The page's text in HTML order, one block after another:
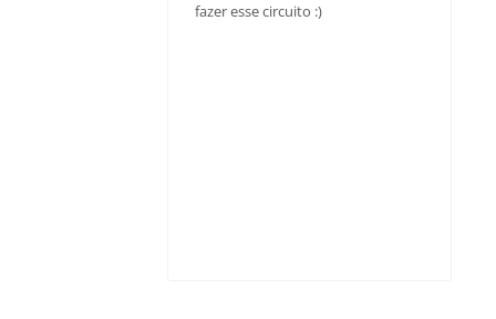
fazer esse circuito :)